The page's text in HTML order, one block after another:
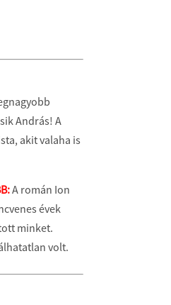
András! A
akit valaha is
A román Ion
évek
minket.
volt.